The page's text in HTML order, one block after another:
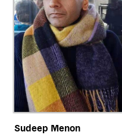
Sudeep Menon